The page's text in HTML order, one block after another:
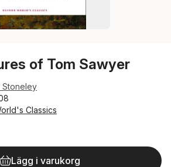
of Tom Sawyer
Stoneley
Classics
Lägg i varukorg